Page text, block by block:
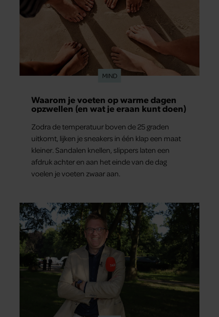
MIND
Waarom je voeten op warme dagen
opzwellen (en wat je eraan kunt doen)
Zodra de temperatuur boven de 25 graden
uitkomt, lijken je sneakers in één klap een maat
kleiner. Sandalen knellen, slippers laten een
afdruk achter en aan het einde van de dag
voelen je voeten zwaar aan.